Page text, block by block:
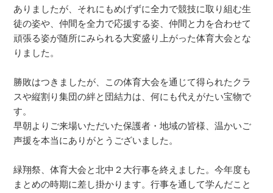
ありましたが、それにもめげずに全力で競技に取り組む生
徒の姿や、仲間を全力で応援する姿、仲間と力を合わせて
頑張る姿が随所にみられる大変盛り上がった体育大会とな
りました。
勝敗はつきましたが、この体育大会を通じて得られたクラ
スや縦割り集団の絆と団結力は、何にも代えがたい宝物で
す。
早朝よりご来場いただいた保護者・地域の皆様、温かいご
声援を本当にありがとうございました。
緑翔祭、体育大会と北中２大行事を終えました。今年度も
まとめの時期に差し掛かります。行事を通して学んだこと